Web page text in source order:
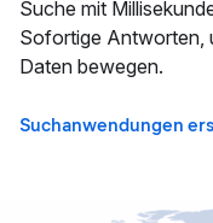
Suche mit
Sofortige Antworten,
Daten bewegen.
Suchanwendungen